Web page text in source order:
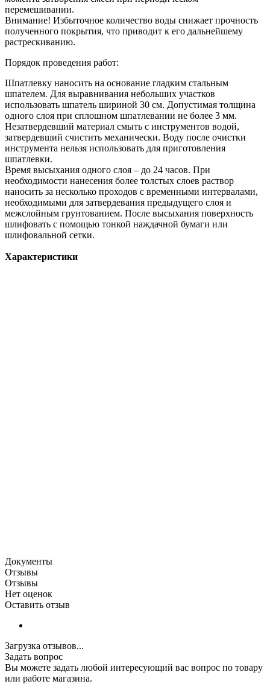
перемешивании.
Внимание! Избыточное количество воды снижает прочность
полученного покрытия, что приводит к его дальнейшему
растрескиванию.
Порядок проведения работ:
Шпатлевку наносить на основание гладким стальным
шпателем. Для выравнивания небольших участков
использовать шпатель шириной 30 см. Допустимая толщина
одного слоя при сплошном шпатлевании не более 3 мм.
Незатвердевший материал смыть с инструментов водой,
затвердевший счистить механически. Воду после очистки
инструмента нельзя использовать для приготовления
шпатлевки.
Время высыхания одного слоя – до 24 часов. При
необходимости нанесения более толстых слоев раствор
наносить за несколько проходов с временными интервалами,
необходимыми для затвердевания предыдущего слоя и
межслойным грунтованием. После высыхания поверхность
шлифовать с помощью тонкой наждачной бумаги или
шлифовальной сетки.
Характеристики
Документы
Отзывы
Отзывы
Нет оценок
Оставить отзыв
Загрузка отзывов...
Задать вопрос
Вы можете задать любой интересующий вас вопрос по товару
или работе магазина.